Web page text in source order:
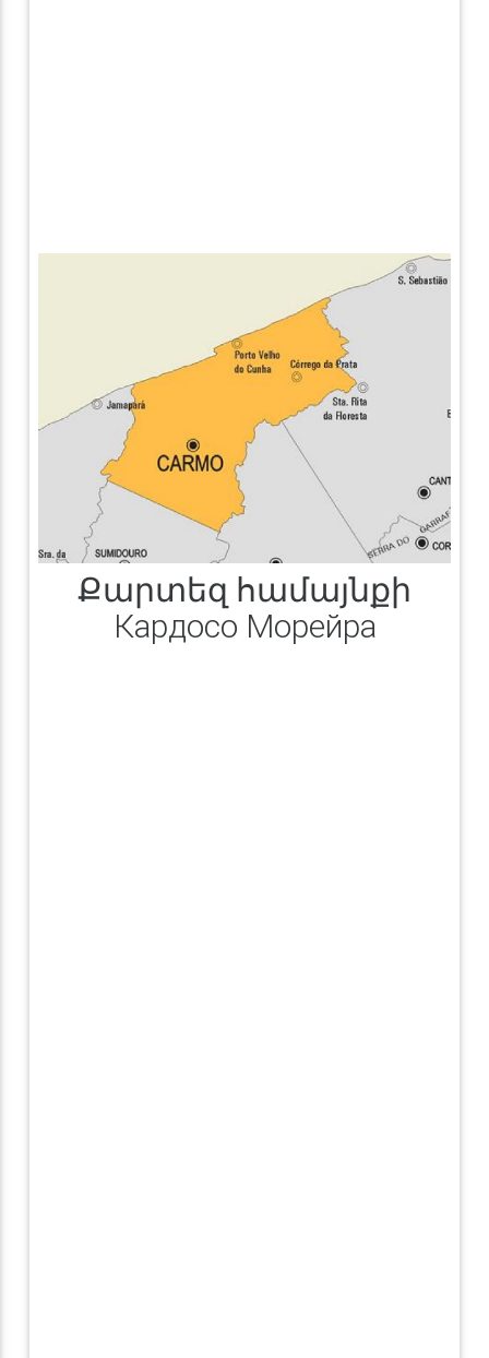
Քարտեզ համայնքի
Кардосо Морейра